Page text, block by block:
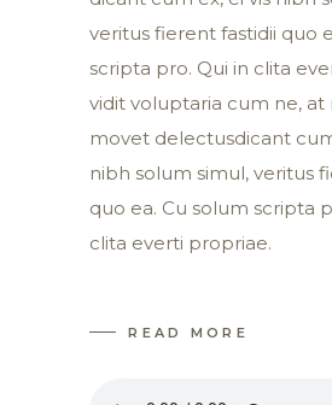
veritus fierent fastidii quo
scripta pro. Qui in clita
vidit voluptaria cum ne, at
movet delectusdicant
nibh solum simul, veritus
quo ea. Cu solum scripta
clita everti propriae.
READ MORE